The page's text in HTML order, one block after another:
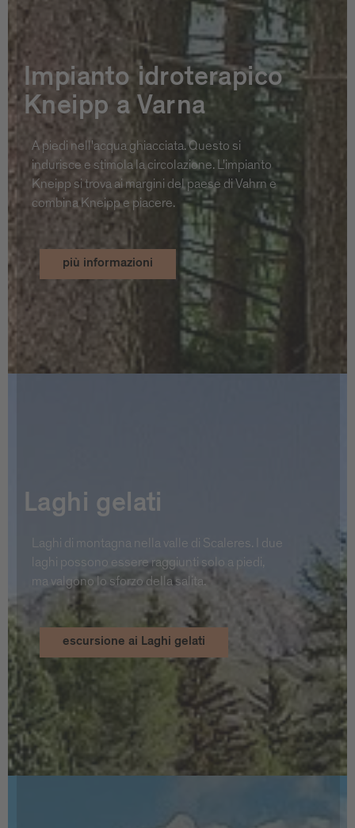
Immergetevi alla scoperta dei luoghi d’acqua di
Bressanone.
Impianto idroterapico
Kneipp a Varna
A piedi nell'acqua ghiacciata. Questo si
indurisce e stimola la circolazione. L'impianto
Kneipp si trova ai margini del paese di Vahrn e
combina Kneipp e piacere.
più informazioni
Laghi gelati
Laghi di montagna nella valle di Scaleres. I due
laghi possono essere raggiunti solo a piedi,
ma valgono lo sforzo della salita.
escursione ai Laghi gelati